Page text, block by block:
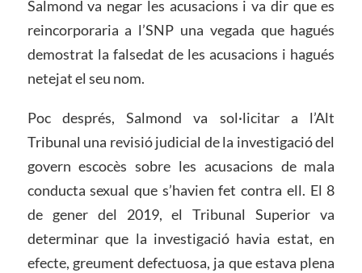
Salmond va negar les acusacions i va dir que es
reincorporaria a l’SNP una vegada que hagués
demostrat la falsedat de les acusacions i hagués
netejat el seu nom.
Poc després, Salmond va sol·licitar a l’Alt
Tribunal una revisió judicial de la investigació del
govern escocès sobre les acusacions de mala
conducta sexual que s’havien fet contra ell. El 8
de gener del 2019, el Tribunal Superior va
determinar que la investigació havia estat, en
efecte, greument defectuosa, ja que estava plena